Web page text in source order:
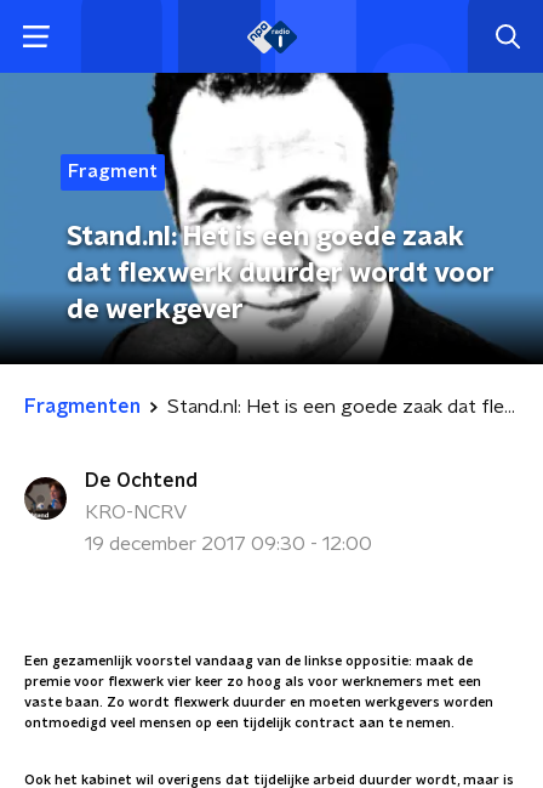
Fragment
Stand.nl: Het is een goede zaak
dat flexwerk duurder wordt voor
de werkgever
Fragmenten Stand.nl: Het is een goede zaak dat flexwerk duurder wordt voor de werkgever
De Ochtend
KRO-NCRV
19 december 2017 09:30 - 12:00
Een gezamenlijk voorstel vandaag van de linkse oppositie: maak de
premie voor flexwerk vier keer zo hoog als voor werknemers met een
vaste baan. Zo wordt flexwerk duurder en moeten werkgevers worden
ontmoedigd veel mensen op een tijdelijk contract aan te nemen.
Ook het kabinet wil overigens dat tijdelijke arbeid duurder wordt, maar is